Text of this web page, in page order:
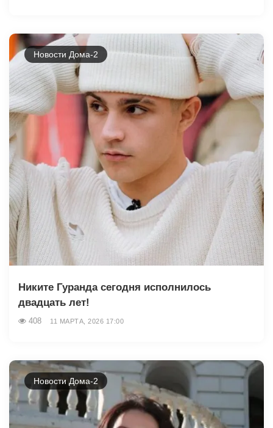
Новости Дома-2
Никите Гуранда сегодня исполнилось
двадцать лет!
408 11 МАРТА, 2026 17:00
Новости Дома-2